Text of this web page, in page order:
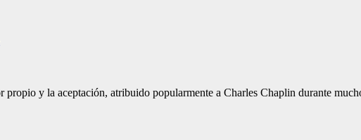
propio y la aceptación, atribuido popularmente a Charles Chaplin durante